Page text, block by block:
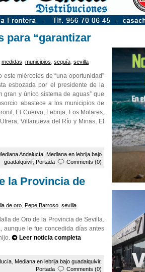
para “garantizar
medidas municipios sequía sevilla
miércoles de “una oportunidad”
esbozada por el presidente de la
gran y único sistema de aguas” que
abastece a los municipios de
El Cuervo, Lebrija, Los Molares,
Villanueva del Río y Minas, El
Andalucía Mediana en lebrija bajo
guadalquivir, Portada Comments (0)
la Provincia de
de oro Pepe Barroso sevilla
de Oro de la Provincia de Sevilla.
aunque le fue concedida días antes
Leer noticia completa
Mediana en lebrija bajo guadalquivir,
Portada
Comments (0)